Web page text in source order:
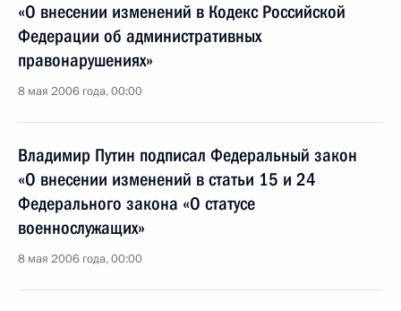
«О внесении изменений в Кодекс Российской
Федерации об административных
правонарушениях»
8 мая 2006 года, 00:00
Владимир Путин подписал Федеральный закон
«О внесении изменений в статьи 15 и 24
Федерального закона «О статусе
военнослужащих»
8 мая 2006 года, 00:00